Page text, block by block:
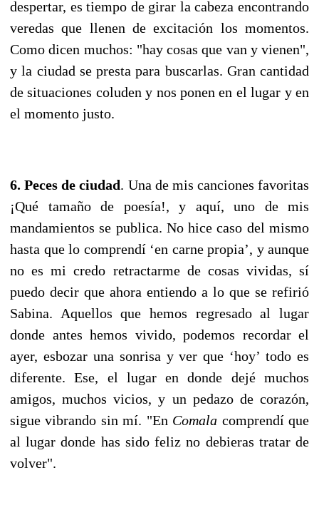
despertar, es tiempo de girar la cabeza encontrando
veredas que llenen de excitación los momentos.
Como dicen muchos: "hay cosas que van y vienen",
y la ciudad se presta para buscarlas. Gran cantidad
de situaciones coluden y nos ponen en el lugar y en
el momento justo.
6. Peces de ciudad. Una de mis canciones favoritas
¡Qué tamaño de poesía!, y aquí, uno de mis
mandamientos se publica. No hice caso del mismo
hasta que lo comprendí ‘en carne propia’, y aunque
no es mi credo retractarme de cosas vividas, sí
puedo decir que ahora entiendo a lo que se refirió
Sabina. Aquellos que hemos regresado al lugar
donde antes hemos vivido, podemos recordar el
ayer, esbozar una sonrisa y ver que ‘hoy’ todo es
diferente. Ese, el lugar en donde dejé muchos
amigos, muchos vicios, y un pedazo de corazón,
sigue vibrando sin mí. "En Comala comprendí que
al lugar donde has sido feliz no debieras tratar de
volver".